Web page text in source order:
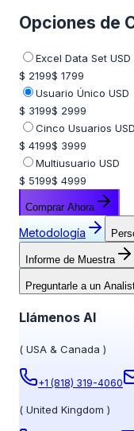
Opciones de
Excel Data Set USD
$ 2199$ 1799
Usuario Único USD
$ 3199$ 2999
Cinco Usuarios USD
$ 4199$ 3999
Multiusuario USD
$ 5199$ 4999
Comprar Ahora
Metodología
Informe de Muestra
Preguntarle a un
Llámenos Al
( USA & Canada )
+1 (818) 319-4060
( United Kingdom )